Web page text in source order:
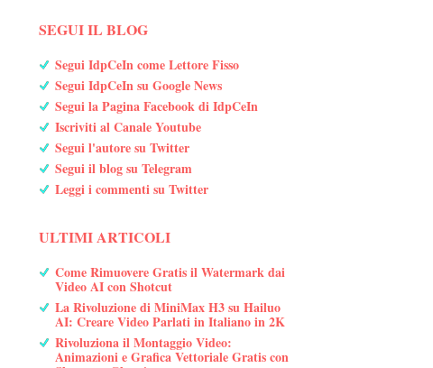
SEGUI IL BLOG
Segui IdpCeIn come Lettore Fisso
Segui IdpCeIn su Google News
Segui la Pagina Facebook di IdpCeIn
Iscriviti al Canale Youtube
Segui l'autore su Twitter
Segui il blog su Telegram
Leggi i commenti su Twitter
ULTIMI ARTICOLI
Come Rimuovere Gratis il Watermark dai
Video AI con Shotcut
La Rivoluzione di MiniMax H3 su Hailuo
AI: Creare Video Parlati in Italiano in 2K
Rivoluziona il Montaggio Video:
Animazioni e Grafica Vettoriale Gratis con